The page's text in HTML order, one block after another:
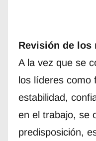
Revisión de los
A la vez que se
los líderes como
estabilidad,
en el trabajo, se
predisposición,